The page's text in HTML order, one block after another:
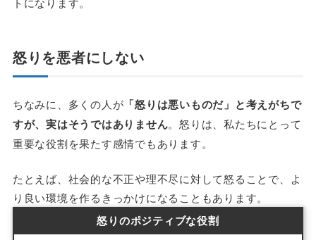
怒りを悪者にしない
ちなみに、多くの人が 「怒りは悪いものだ」と考えがちで
すが、実はそうではありません。怒りは、私たちにとって
重要な役割を果たす感情でもあります。
たとえば、社会的な不正や理不尽に対して怒ることで、よ
り良い環境を作るきっかけになることもあります。
怒りのポジティブな役割